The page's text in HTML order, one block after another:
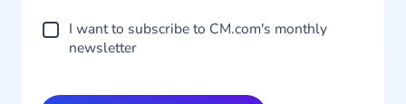
I want to subscribe to CM.com's monthly
newsletter